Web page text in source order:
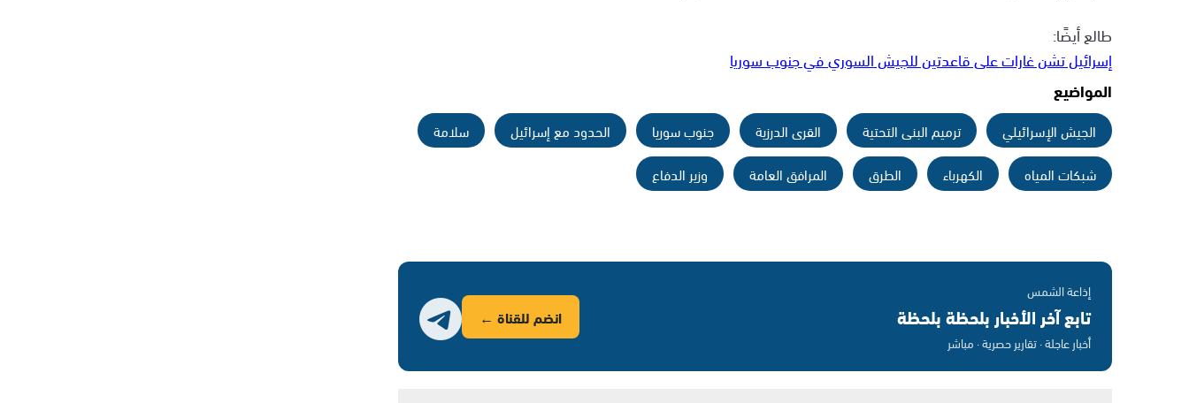
طالع أيضًا:
إسرائيل تشن غارات على قاعدتين للجيش السوري في جنوب سوريا
المواضيع
الجيش الإسرائيلي ترميم البنى التحتية القرى الدرزية جنوب سوريا الحدود مع إسرائيل
سلامة
شبكات المياه
الكهرباء الطرق المرافق العامة وزير الدفاع
إذاعة الشمس
تابع آخر الأخبار بلحظة بلحظة
أخبار عاجلة · تقارير حصرية · مباشر
انضم للقناة ←